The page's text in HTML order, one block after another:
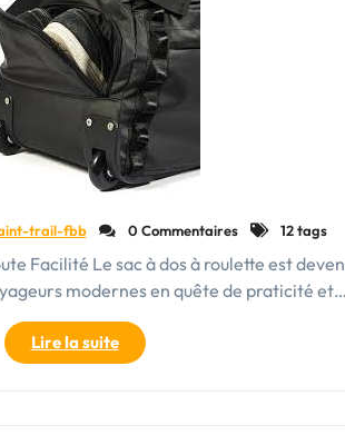
pour
vos
Déplacements"
trail-fbb 0 Commentaires 12 tags
Facilité Le sac à dos à roulette est
modernes en quête de praticité et…
Lire la suite"Le
Sac
à